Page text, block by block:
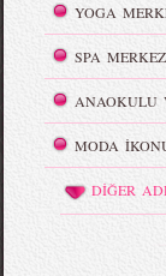
YOGA
SPA
ANAOKULU
MODA
DİĞER